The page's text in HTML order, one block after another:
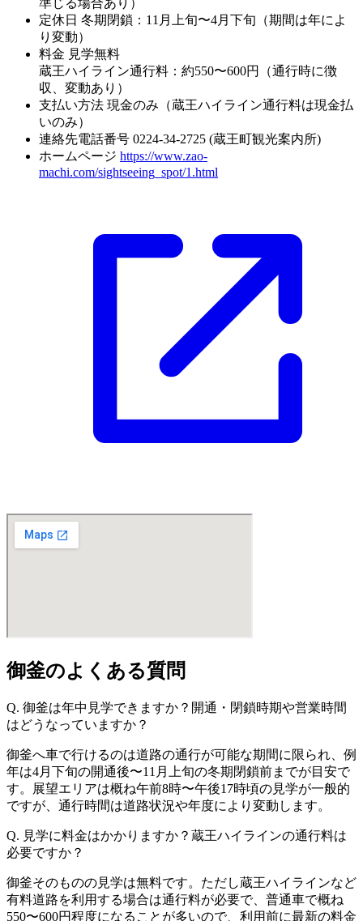
準じる場合あり）
定休日 冬期閉鎖：11月上旬〜4月下旬（期間は年によ
り変動）
料金 見学無料
蔵王ハイライン通行料：約550〜600円（通行時に徴
収、変動あり）
支払い方法 現金のみ（蔵王ハイライン通行料は現金払
いのみ）
連絡先電話番号 0224-34-2725 (蔵王町観光案内所)
ホームページ https://www.zao-
machi.com/sightseeing_spot/1.html
御釜のよくある質問
Q. 御釜は年中見学できますか？開通・閉鎖時期や営業時間
はどうなっていますか？
御釜へ車で行けるのは道路の通行が可能な期間に限られ、例
年は4月下旬の開通後〜11月上旬の冬期閉鎖前までが目安で
す。展望エリアは概ね午前8時〜午後17時頃の見学が一般的
ですが、通行時間は道路状況や年度により変動します。
Q. 見学に料金はかかりますか？蔵王ハイラインの通行料は
必要ですか？
御釜そのものの見学は無料です。ただし蔵王ハイラインなど
有料道路を利用する場合は通行料が必要で、普通車で概ね
550〜600円程度になることが多いので、利用前に最新の料金